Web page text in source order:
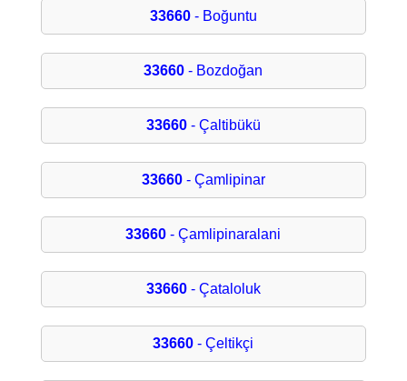
33660- Boğuntu
33660 - Bozdoğan
33660- Çaltibükü
33660- Çamlipinar
33660 - Çamlipinaralani
33660- Çataloluk
33660 - Çeltikçi